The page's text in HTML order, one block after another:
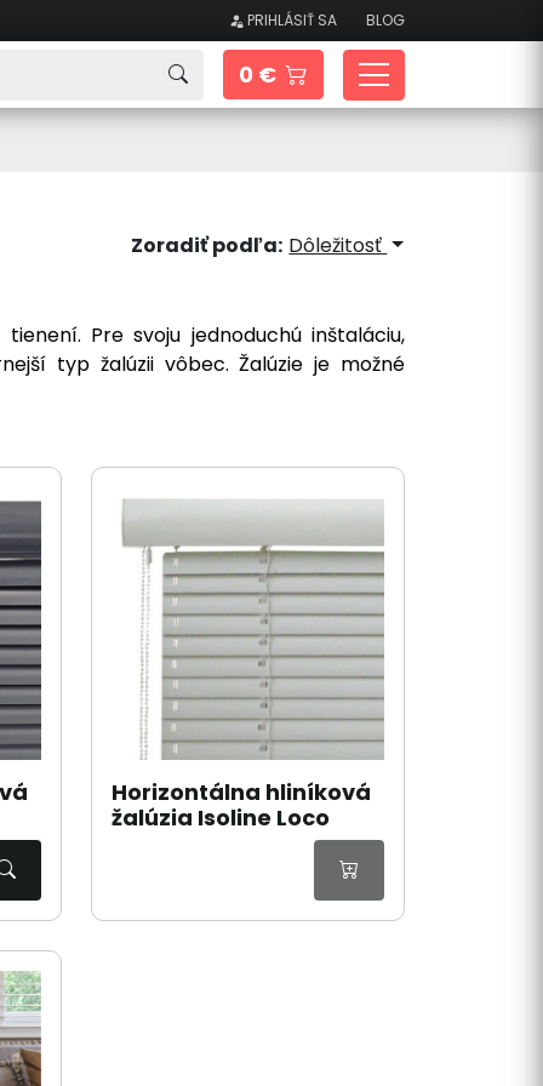
PRIHLÁSIŤ SA BLOG
0 €
Zoradiť podľa: Dôležitosť
Pre svoju jednoduchú inštaláciu,
typ žalúzii vôbec. Žalúzie je možné
Horizontálna hliníková
žalúzia Isoline Loco